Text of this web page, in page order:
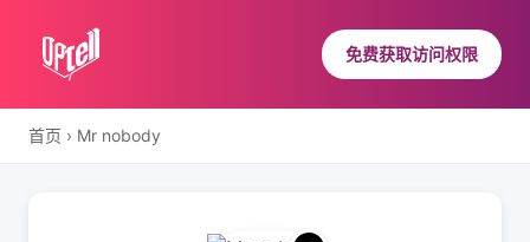
免费获取访问权限
首页 › Mr nobody